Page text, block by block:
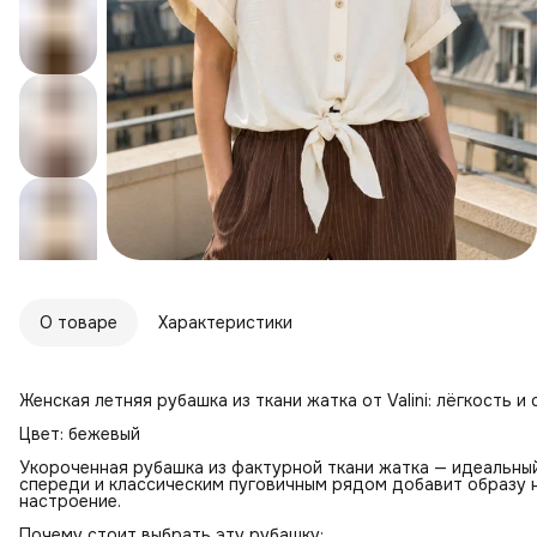
О товаре Характеристики
Женская летняя рубашка из ткани жатка от Valini: лёгкость
Цвет: бежевый
Укороченная рубашка из фактурной ткани жатка —
спереди и классическим пуговичным рядом добавит
настроение.